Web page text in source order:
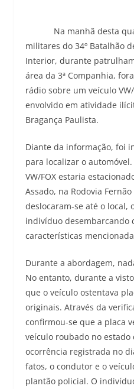
Na manhã desta
militares do 34º Batalhão
Interior, durante
área da 3ª Companhia,
rádio sobre um veículo
envolvido em atividade
Bragança Paulista.
Diante da informação, foi
para localizar o
VW/FOX estaria
Assado, na Rodovia
deslocaram-se até o local,
indivíduo desembarcando
características
Durante a abordagem,
No entanto, durante a
que o veículo ostentava
originais. Através da
confirmou-se que a placa
veículo roubado no estado
ocorrência registrada no
fatos, o condutor e o
plantão policial. O